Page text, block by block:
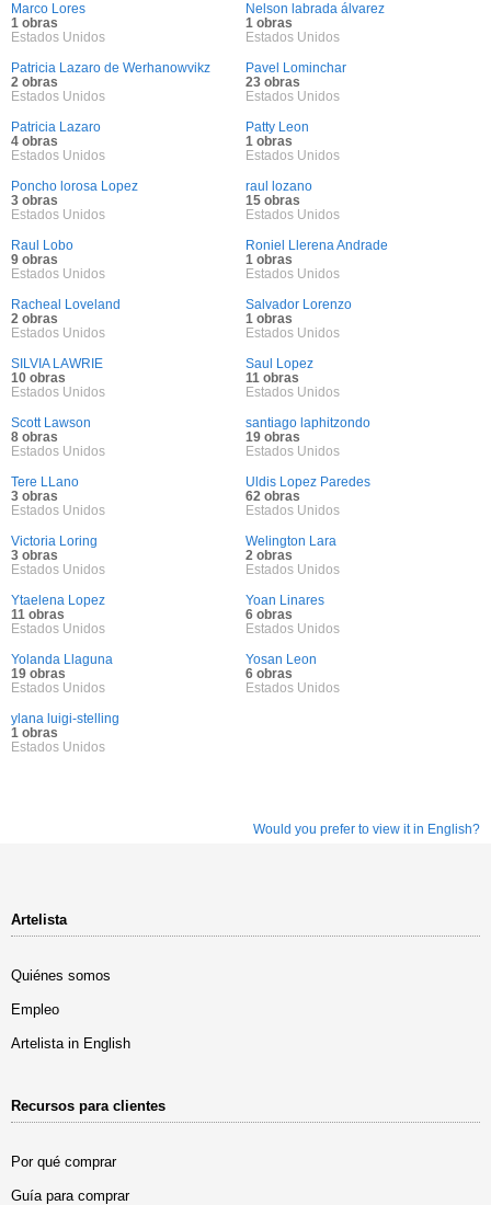
Marco Lores
1 obras
Estados Unidos
Nelson labrada álvarez
1 obras
Estados Unidos
Patricia Lazaro de Werhanowvikz
2 obras
Estados Unidos
Pavel Lominchar
23 obras
Estados Unidos
Patricia Lazaro
4 obras
Estados Unidos
Patty Leon
1 obras
Estados Unidos
Poncho lorosa Lopez
3 obras
Estados Unidos
raul lozano
15 obras
Estados Unidos
Raul Lobo
9 obras
Estados Unidos
Roniel Llerena Andrade
1 obras
Estados Unidos
Racheal Loveland
2 obras
Estados Unidos
Salvador Lorenzo
1 obras
Estados Unidos
SILVIA LAWRIE
10 obras
Estados Unidos
Saul Lopez
11 obras
Estados Unidos
Scott Lawson
8 obras
Estados Unidos
santiago laphitzondo
19 obras
Estados Unidos
Tere LLano
3 obras
Estados Unidos
Uldis Lopez Paredes
62 obras
Estados Unidos
Victoria Loring
3 obras
Estados Unidos
Welington Lara
2 obras
Estados Unidos
Ytaelena Lopez
11 obras
Estados Unidos
Yoan Linares
6 obras
Estados Unidos
Yolanda Llaguna
19 obras
Estados Unidos
Yosan Leon
6 obras
Estados Unidos
ylana luigi-stelling
1 obras
Estados Unidos
Would you prefer to view it in English?
Artelista
Quiénes somos
Empleo
Artelista in English
Recursos para clientes
Por qué comprar
Guía para comprar